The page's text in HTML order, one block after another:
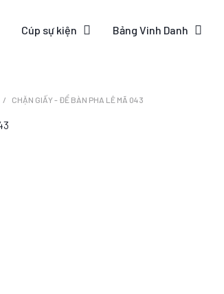
Cúp sự kiện Bảng Vinh Danh
CHẶN GIẤY - ĐỂ BÀN PHA LÊ MÃ 043